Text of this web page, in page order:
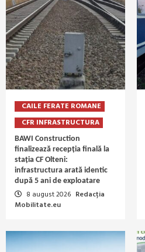
CAILE FERATE ROMANE
CFR INFRASTRUCTURA
BAWI Construction
finalizează recepția finală la
stația CF Olteni:
infrastructura arată identic
după 5 ani de exploatare
8 august 2026 Redacția
Mobilitate.eu